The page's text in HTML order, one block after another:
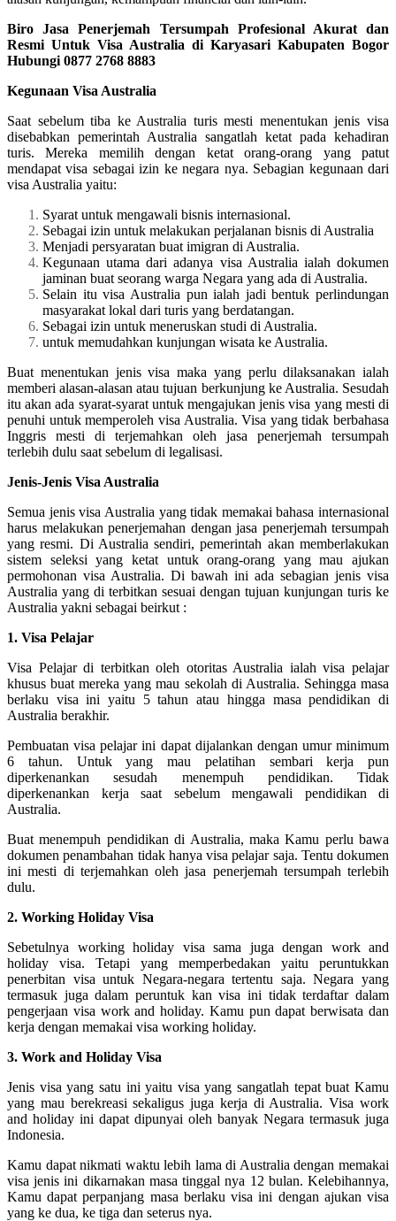
Biro Jasa Penerjemah Tersumpah Profesional Akurat dan
Resmi Untuk Visa Australia di Karyasari Kabupaten Bogor
Hubungi 0877 2768 8883
Kegunaan Visa Australia
Saat sebelum tiba ke Australia turis mesti menentukan jenis visa
disebabkan pemerintah Australia sangatlah ketat pada kehadiran
turis. Mereka memilih dengan ketat orang-orang yang patut
mendapat visa sebagai izin ke negara nya. Sebagian kegunaan dari
visa Australia yaitu:
Syarat untuk mengawali bisnis internasional.
Sebagai izin untuk melakukan perjalanan bisnis di Australia
Menjadi persyaratan buat imigran di Australia.
Kegunaan utama dari adanya visa Australia ialah dokumen
jaminan buat seorang warga Negara yang ada di Australia.
Selain itu visa Australia pun ialah jadi bentuk perlindungan
masyarakat lokal dari turis yang berdatangan.
Sebagai izin untuk meneruskan studi di Australia.
untuk memudahkan kunjungan wisata ke Australia.
Buat menentukan jenis visa maka yang perlu dilaksanakan ialah
memberi alasan-alasan atau tujuan berkunjung ke Australia. Sesudah
itu akan ada syarat-syarat untuk mengajukan jenis visa yang mesti di
penuhi untuk memperoleh visa Australia. Visa yang tidak berbahasa
Inggris mesti di terjemahkan oleh jasa penerjemah tersumpah
terlebih dulu saat sebelum di legalisasi.
Jenis-Jenis Visa Australia
Semua jenis visa Australia yang tidak memakai bahasa internasional
harus melakukan penerjemahan dengan jasa penerjemah tersumpah
yang resmi. Di Australia sendiri, pemerintah akan memberlakukan
sistem seleksi yang ketat untuk orang-orang yang mau ajukan
permohonan visa Australia. Di bawah ini ada sebagian jenis visa
Australia yang di terbitkan sesuai dengan tujuan kunjungan turis ke
Australia yakni sebagai beirkut :
1. Visa Pelajar
Visa Pelajar di terbitkan oleh otoritas Australia ialah visa pelajar
khusus buat mereka yang mau sekolah di Australia. Sehingga masa
berlaku visa ini yaitu 5 tahun atau hingga masa pendidikan di
Australia berakhir.
Pembuatan visa pelajar ini dapat dijalankan dengan umur minimum
6 tahun. Untuk yang mau pelatihan sembari kerja pun
diperkenankan sesudah menempuh pendidikan. Tidak
diperkenankan kerja saat sebelum mengawali pendidikan di
Australia.
Buat menempuh pendidikan di Australia, maka Kamu perlu bawa
dokumen penambahan tidak hanya visa pelajar saja. Tentu dokumen
ini mesti di terjemahkan oleh jasa penerjemah tersumpah terlebih
dulu.
2. Working Holiday Visa
Sebetulnya working holiday visa sama juga dengan work and
holiday visa. Tetapi yang memperbedakan yaitu peruntukkan
penerbitan visa untuk Negara-negara tertentu saja. Negara yang
termasuk juga dalam peruntuk kan visa ini tidak terdaftar dalam
pengerjaan visa work and holiday. Kamu pun dapat berwisata dan
kerja dengan memakai visa working holiday.
3. Work and Holiday Visa
Jenis visa yang satu ini yaitu visa yang sangatlah tepat buat Kamu
yang mau berekreasi sekaligus juga kerja di Australia. Visa work
and holiday ini dapat dipunyai oleh banyak Negara termasuk juga
Indonesia.
Kamu dapat nikmati waktu lebih lama di Australia dengan memakai
visa jenis ini dikarnakan masa tinggal nya 12 bulan. Kelebihannya,
Kamu dapat perpanjang masa berlaku visa ini dengan ajukan visa
yang ke dua, ke tiga dan seterus nya.